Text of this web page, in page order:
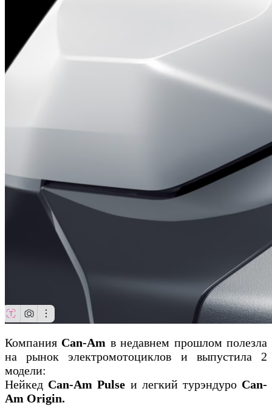
Компания Can-Am в недавнем прошлом полезла
на рынок электромотоциклов и выпустила 2
модели:
Нейкед Can-Am Pulse и легкий турэндуро Can-
Am Origin.